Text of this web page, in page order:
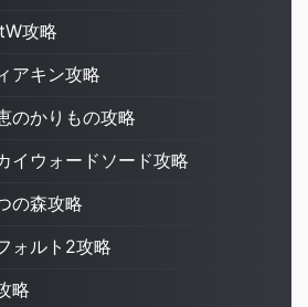
攻略
アキン攻略
のかりもの攻略
イウォードソード攻略
の森攻略
ォルト2攻略
略